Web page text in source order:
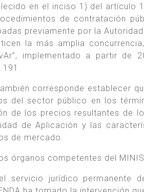
en el inciso 1) del artículo
de contratación
previamente por la
la más amplia
implementado a partir de
corresponde establecer
del sector público en los
de los precios resultantes de
de Aplicación y las
de mercado.
órganos competentes del
servicio jurídico permanente de